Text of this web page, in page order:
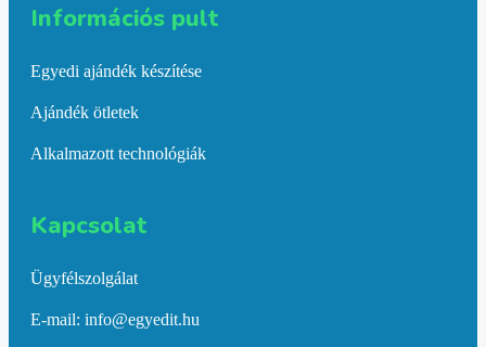
Információs pult​
Egyedi ajándék készítése
Ajándék ötletek
Alkalmazott technológiák
Kapcsolat​
Ügyfélszolgálat
E-mail: info@egyedit.hu